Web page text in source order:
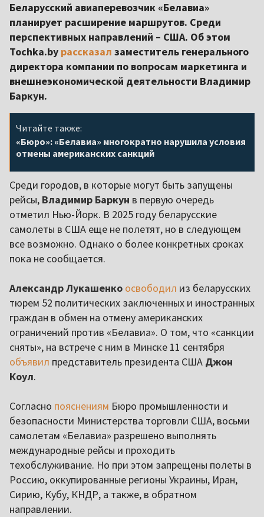
Беларусский авиаперевозчик «Белавиа»
планирует расширение маршрутов. Среди
перспективных направлений – США. Об этом
Tochka.by рассказал заместитель генерального
директора компании по вопросам маркетинга и
внешнеэкономической деятельности Владимир
Баркун.
Читайте также:
«Бюро»: «Белавиа» многократно нарушила условия
отмены американских санкций
Среди городов, в которые могут быть запущены
рейсы, Владимир Баркун в первую очередь
отметил Нью-Йорк. В 2025 году беларусские
самолеты в США еще не полетят, но в следующем
все возможно. Однако о более конкретных сроках
пока не сообщается.
Александр Лукашенко освободил из беларусских
тюрем 52 политических заключенных и иностранных
граждан в обмен на отмену американских
ограничений против «Белавиа». О том, что «санкции
сняты», на встрече с ним в Минске 11 сентября
объявил представитель президента США Джон
Коул.
Согласно пояснениям Бюро промышленности и
безопасности Министерства торговли США, восьми
самолетам «Белавиа» разрешено выполнять
международные рейсы и проходить
техобслуживание. Но при этом запрещены полеты в
Россию, оккупированные регионы Украины, Иран,
Сирию, Кубу, КНДР, а также, в обратном
направлении.